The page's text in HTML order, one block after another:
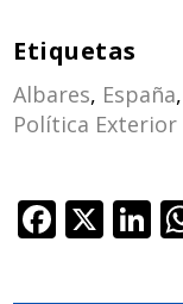
Etiquetas
Albares, España,
Política Exterior
F X Li